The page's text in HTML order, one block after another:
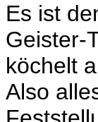
Es ist
Geister-
köchelt
Also